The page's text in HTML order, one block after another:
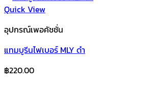
Quick View
อุปกรณ์เพอคัชชั่น
แทมบูรีนไฟเบอร์ MLY ดำ
฿220.00